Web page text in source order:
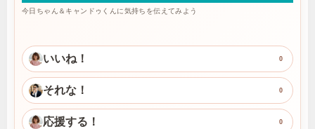
今日ちゃん＆キャンドゥくんに気持ちを伝えてみよう
いいね！ 0
それな！ 0
応援する！ 0